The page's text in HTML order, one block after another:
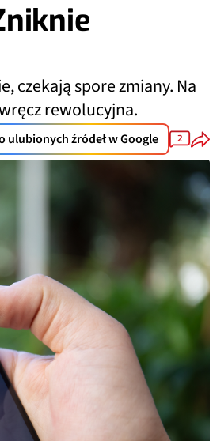
czekają spore zmiany. Na
rewolucyjna.
ulubionych źródeł w Google 2